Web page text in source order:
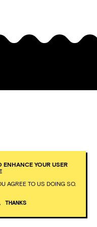
ENHANCE YOUR USER
AGREE TO US DOING SO.
THANKS